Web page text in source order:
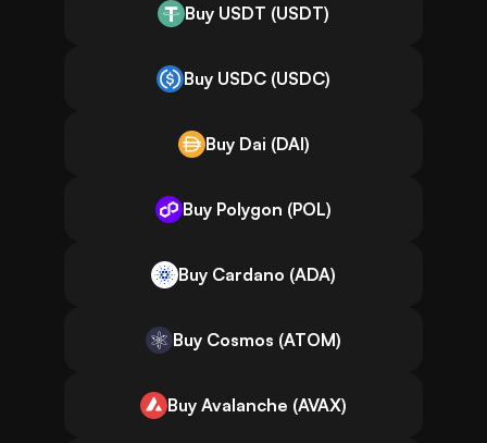
Buy USDT (USDT)
Buy USDC (USDC)
Buy Dai (DAI)
Buy Polygon (POL)
Buy Cardano (ADA)
Buy Cosmos (ATOM)
Buy Avalanche (AVAX)